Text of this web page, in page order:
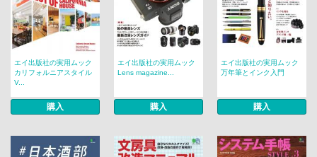
エイ出版社の実用ムック
カリフォルニアスタイル
V...
購入
エイ出版社の実用ムック
Lens magazine...
購入
エイ出版社の実用ムック
万年筆とインク入門
購入